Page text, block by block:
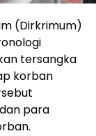
(Dirkrimum)
tersangka
korban
para